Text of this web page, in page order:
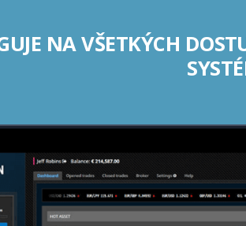
NA VŠETKÝCH